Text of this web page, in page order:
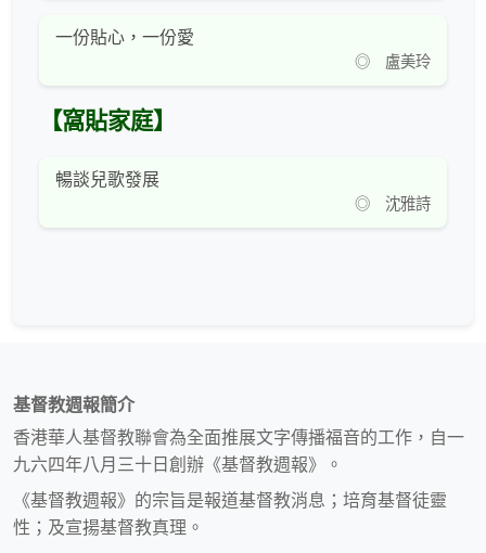
一份貼心，一份愛
◎ 盧美玲
【窩貼家庭】
暢談兒歌發展
◎ 沈雅詩
基督教週報簡介
香港華人基督教聯會為全面推展文字傳播福音的工作，自一
九六四年八月三十日創辦《基督教週報》。
《基督教週報》的宗旨是報道基督教消息；培育基督徒靈
性；及宣揚基督教真理。